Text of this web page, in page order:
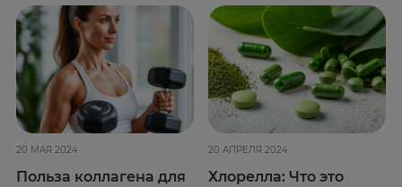
20 МАЯ 2024
Польза коллагена для
20 АПРЕЛЯ 2024
Хлорелла: Что это